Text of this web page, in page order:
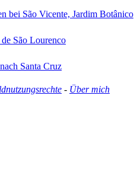
bei São Vicente, Jardim Botânico
de São Lourenco
Santa Cruz
- Über mich